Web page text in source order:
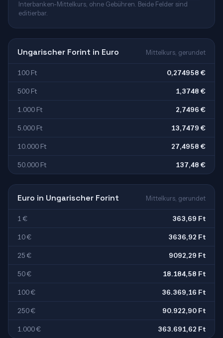
Interbanken-Mittelkurs, ohne Gebühren. Beide Felder sind
editierbar.
Ungarischer Forint in Euro Mittelkurs, gerundet
100 Ft 0,274958 €
500 Ft 1,3748 €
1.000 Ft 2,7496 €
5.000 Ft 13,7479 €
10.000 Ft 27,4958 €
50.000 Ft 137,48 €
Euro in Ungarischer Forint Mittelkurs, gerundet
1 € 363,69 Ft
10 € 3636,92 Ft
25 € 9092,29 Ft
50 € 18.184,58 Ft
100 € 36.369,16 Ft
250 € 90.922,90 Ft
1.000 € 363.691,62 Ft